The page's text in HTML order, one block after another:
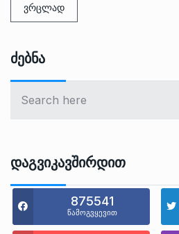
ვრცლად
Ძებნა
Დაგვიკავშირდით
875541
წამოგვყევით